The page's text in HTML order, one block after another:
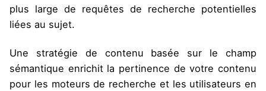
plus large de requêtes de recherche potentielles
liées au sujet.
Une stratégie de contenu basée sur le champ
sémantique enrichit la pertinence de votre contenu
pour les moteurs de recherche et les utilisateurs en